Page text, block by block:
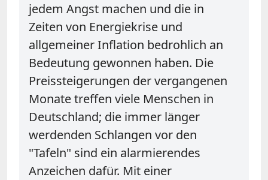
jedem Angst machen und die in
Zeiten von Energiekrise und
allgemeiner Inflation bedrohlich an
Bedeutung gewonnen haben. Die
Preissteigerungen der vergangenen
Monate treffen viele Menschen in
Deutschland; die immer länger
werdenden Schlangen vor den
"Tafeln" sind ein alarmierendes
Anzeichen dafür. Mit einer